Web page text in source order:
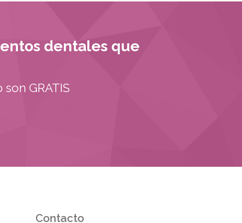
dentales que
GRATIS
Contacto